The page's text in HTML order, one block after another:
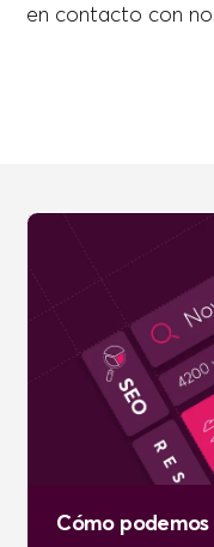
en contacto con
Cómo